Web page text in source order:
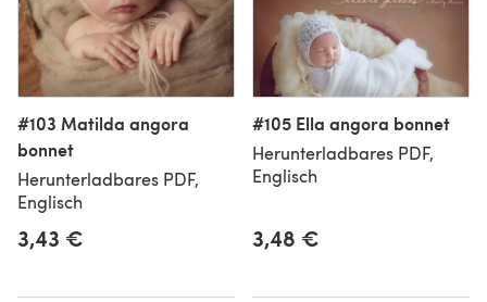
#103 Matilda angora
bonnet
Herunterladbares PDF,
Englisch
3,43 €
#105 Ella angora bonnet
Herunterladbares PDF,
Englisch
3,48 €